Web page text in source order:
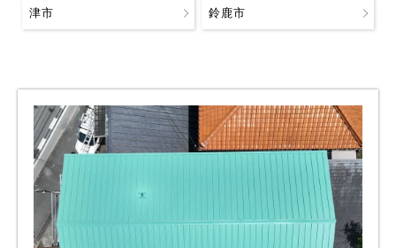
津市 鈴鹿市